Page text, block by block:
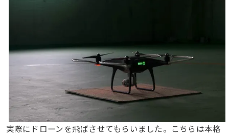
実際にドローンを飛ばさせてもらいました。こちらは本格